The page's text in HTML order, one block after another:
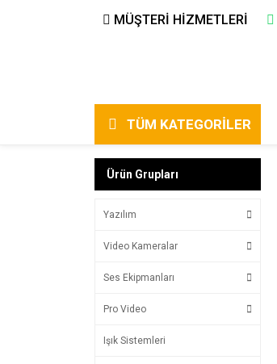
MÜŞTERİ HİZMETLERİ
TÜM KATEGORİLER
Ürün Grupları
Yazılım
Video Kameralar
Ses Ekipmanları
Pro Video
Işık Sistemleri